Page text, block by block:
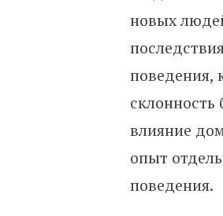
новых
поведения,
склонность
влияние
опыт
поведения.